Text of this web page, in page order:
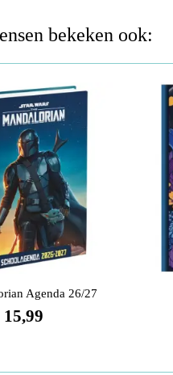
bekeken ook:
Agenda 26/27
15,99